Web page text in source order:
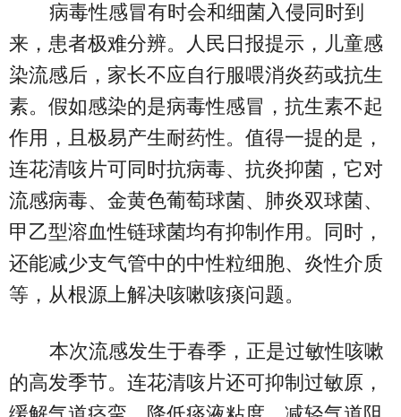
病毒性感冒有时会和细菌入侵同时到
来，患者极难分辨。人民日报提示，儿童感
染流感后，家长不应自行服喂消炎药或抗生
素。假如感染的是病毒性感冒，抗生素不起
作用，且极易产生耐药性。值得一提的是，
连花清咳片可同时抗病毒、抗炎抑菌，它对
流感病毒、金黄色葡萄球菌、肺炎双球菌、
甲乙型溶血性链球菌均有抑制作用。同时，
还能减少支气管中的中性粒细胞、炎性介质
等，从根源上解决咳嗽咳痰问题。
本次流感发生于春季，正是过敏性咳嗽
的高发季节。连花清咳片还可抑制过敏原，